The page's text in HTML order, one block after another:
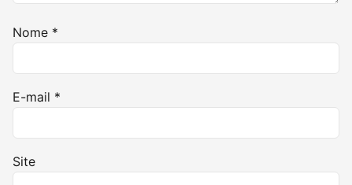
Nome *
E-mail *
Site